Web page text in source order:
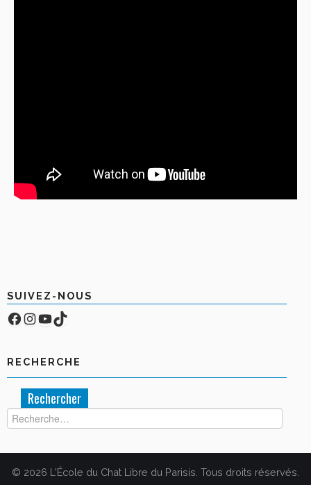
SUIVEZ-NOUS
Facebook
Compte Instagram
YouTube
TikTok
RECHERCHE
Rechercher :
© 2026 L'École du Chat Libre du Parisis. Tous droits réservés.